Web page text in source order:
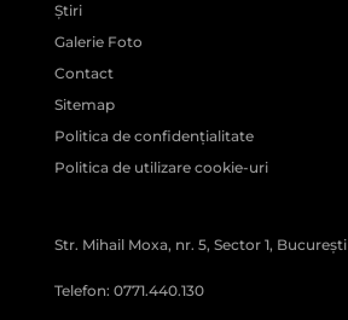
Știri
Galerie Foto
Contact
Sitemap
Politica de confidențialitate
Politica de utilizare cookie-uri
Str. Mihail Moxa, nr. 5, Sector 1, București
Telefon: 0771.440.130